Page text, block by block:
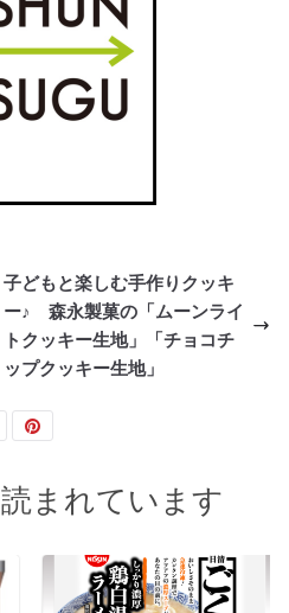
子どもと楽しむ手作りクッキ
ー♪ 森永製菓の「ムーンライ
トクッキー生地」「チョコチ
ップクッキー生地」
まれています